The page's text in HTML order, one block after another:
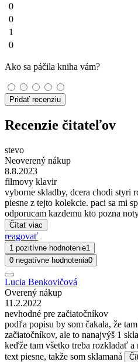
0
0
1
0
Ako sa páčila kniha vám?
Pridať recenziu
Recenzie čitateľov
stevo
Neoverený nákup
8.8.2023
filmovy klavir
vyborne skladby, dcera chodi styri
piesne z tejto kolekcie. paci sa mi
odporucam kazdemu kto pozna
Čítať viac
reagovať
1 pozitívne hodnotenie1
0 negatívne hodnotenia0
Lucia Benkovičová
Overený nákup
11.2.2022
nevhodné pre začiatočníkov
podľa popisu by som čakala, že
začiatočníkov, ale to nanajvýš 1
keďže tam všetko treba rozkladať a
text piesne, takže som sklamaná